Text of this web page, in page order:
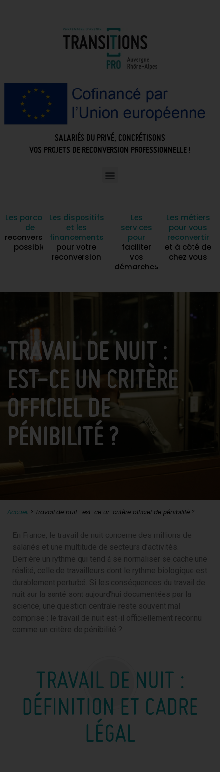
SALARIÉS DU PRIVÉ, CONCRÉTISONS
VOS PROJETS DE RECONVERSION PROFESSIONNELLE !
Les parcours
de
reconversion
possible
Les dispositifs
et les
financements
pour votre
reconversion
Les
services
pour
faciliter
vos
démarches
Les métiers
pour vous
reconvertir
et à côté de
chez vous
TRAVAIL DE NUIT :
EST-CE UN CRITÈRE
OFFICIEL DE
PÉNIBILITÉ ?
Accueil > Travail de nuit : est-ce un critère officiel de pénibilité ?
En France, le travail de nuit concerne des millions de
salariés et une multitude de secteurs d’activités.
Derrière un rythme qui tend à se normaliser se cache une
réalité, celle de travailleurs dont le rythme biologique est
durablement perturbé. Si les conséquences du travail de
nuit sur la santé sont aujourd’hui documentées par la
science, une question centrale reste souvent mal
comprise : le travail de nuit est-il officiellement reconnu
comme un critère de pénibilité ?
TRAVAIL DE NUIT :
DÉFINITION ET CADRE
LÉGAL